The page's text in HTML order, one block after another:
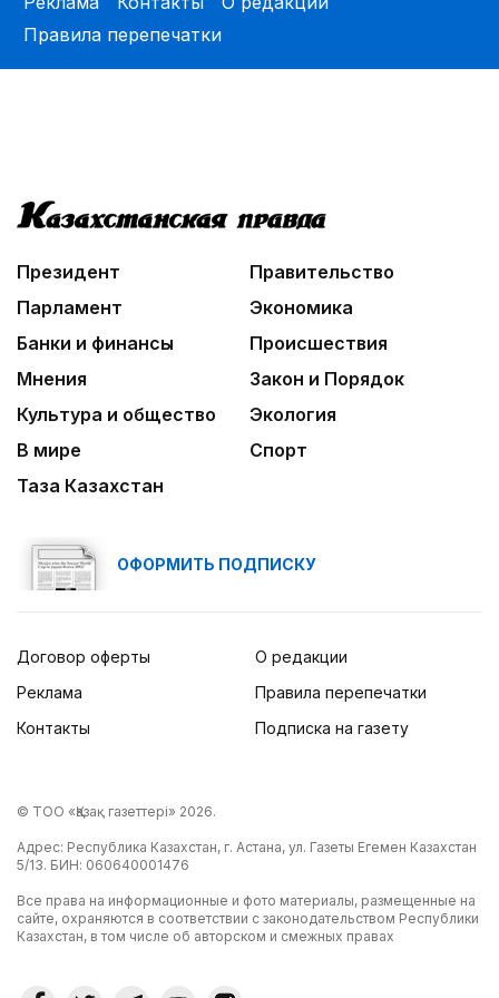
01:12
Нужен ли бумажный документ?
Идет по городу трамвай
Правила перепечатки
Президент
Правительство
Парламент
Экономика
Банки и финансы
Происшествия
Мнения
Закон и Порядок
Культура и общество
Экология
В мире
Спорт
Таза Казахстан
ОФОРМИТЬ ПОДПИСКУ
Договор оферты
Реклама
Контакты
О редакции
Правила перепечатки
Подписка на газету
© ТОО «Қазақ газеттері» 2026.
Адрес: Республика Казахстан, г. Астана, ул. Газеты Егемен Казахстан
5/13. БИН: 060640001476
Все права на информационные и фото материалы, размещенные на
сайте, охраняются в соответствии с законодательством Республики
Казахстан, в том числе об авторском и смежных правах